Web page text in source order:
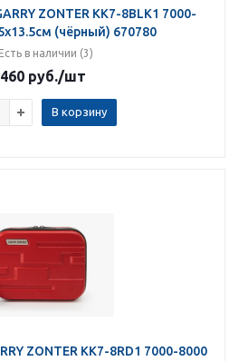
ZONTER KK7-8BLK1 7000-
(чёрный) 670780
Есть в наличии (3)
руб./шт
В корзину
ZONTER KK7-8RD1 7000-8000